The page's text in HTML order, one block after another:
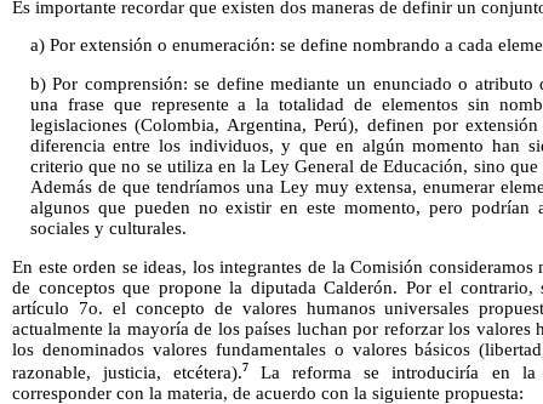
Es importante recordar que existen dos maneras de definir un
a) Por extensión o enumeración: se define nombrando a cada
b) Por comprensión: se define mediante un enunciado o atributo
una frase que represente a la totalidad de elementos sin
legislaciones (Colombia, Argentina, Perú), definen por
diferencia entre los individuos, y que en algún momento han
criterio que no se utiliza en la Ley General de Educación, sino
Además de que tendríamos una Ley muy extensa, enumerar
algunos que pueden no existir en este momento, pero podrían
sociales y culturales.
En este orden se ideas, los integrantes de la Comisión
de conceptos que propone la diputada Calderón. Por el
artículo 7o. el concepto de valores humanos universales
actualmente la mayoría de los países luchan por reforzar los valores
los denominados valores fundamentales o valores básicos
razonable, justicia, etcétera).7
La reforma se introduciría en
corresponder con la materia, de acuerdo con la siguiente propuesta: